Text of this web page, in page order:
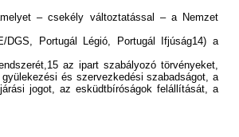
– csekély változtatással – a Nemzet
Portugál Légió, Portugál Ifjúság14) a
az ipart szabályozó törvényeket,
és szervezkedési szabadságot, a
jogot, az esküdtbíróságok felállítását, a